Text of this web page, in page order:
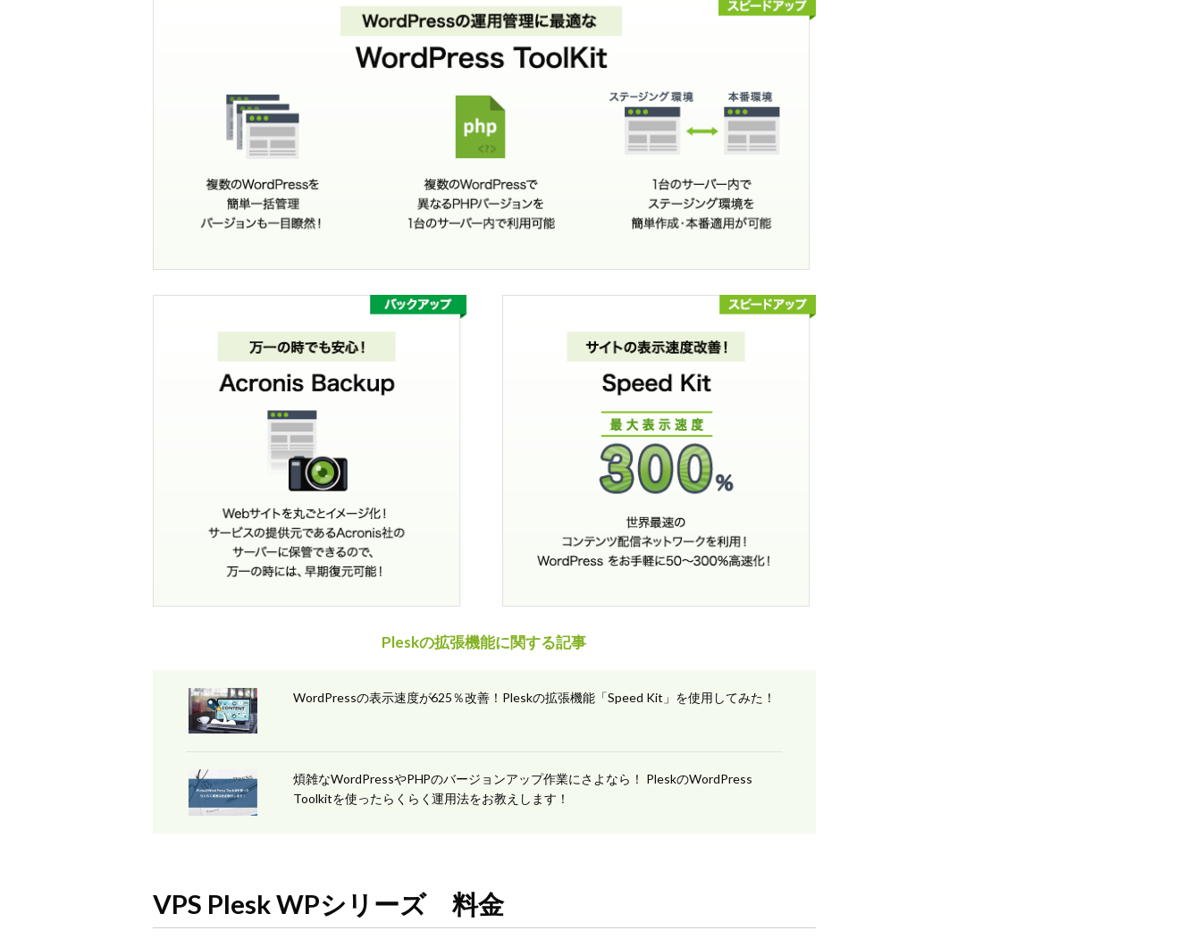
Pleskの拡張機能に関する記事
WordPressの表示速度が625％改善！Pleskの拡張機能「Speed Kit」を使用してみた！
煩雑なWordPressやPHPのバージョンアップ作業にさよなら！ PleskのWordPress
Toolkitを使ったらくらく運用法をお教えします！
VPS Plesk WPシリーズ 料金